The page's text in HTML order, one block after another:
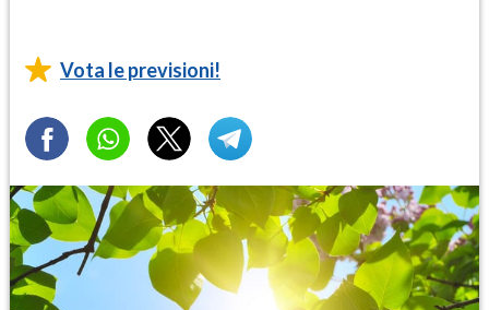
Vota le previsioni!